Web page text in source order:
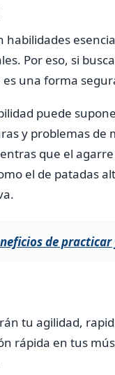
habilidades
Por eso, si
una forma
puede
y problemas de
que el
el de patadas
de
tu agilidad,
rápida en tus